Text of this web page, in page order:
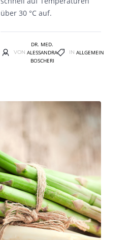
über 30 °C auf.
VON
DR. MED.
ALESSANDRA
BOSCHERI
IN ALLGEMEIN